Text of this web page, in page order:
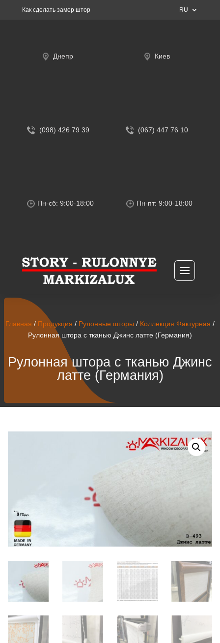
Как сделать замер штор RU
Днепр
(098) 426 79 39
Пн-сб: 9:00-18:00
Киев
(067) 447 76 10
Пн-пт: 9:00-18:00
Главная / Продукция / Рулонные шторы / Коллекция Фактурная /
Рулонная штора с тканью Джинс латте (Германия)
Рулонная штора с тканью Джинс
латте (Германия)